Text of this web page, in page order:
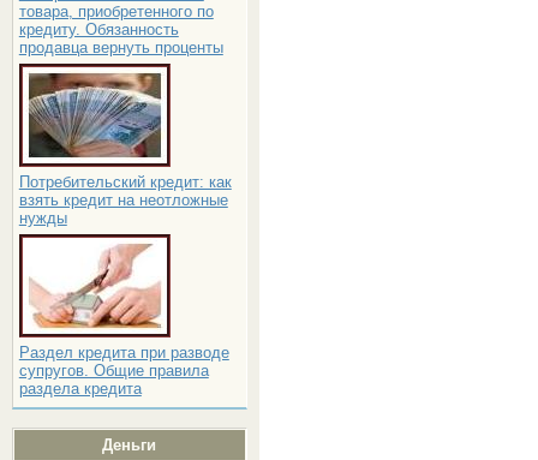
товара, приобретенного по
кредиту. Обязанность
продавца вернуть проценты
Потребительский кредит: как
взять кредит на неотложные
нужды
Раздел кредита при разводе
супругов. Общие правила
раздела кредита
Деньги